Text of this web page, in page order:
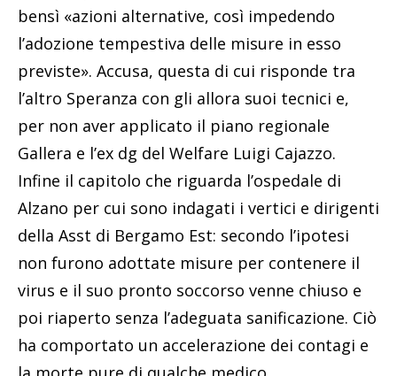
bensì «azioni alternative, così impedendo
l’adozione tempestiva delle misure in esso
previste». Accusa, questa di cui risponde tra
l’altro Speranza con gli allora suoi tecnici e,
per non aver applicato il piano regionale
Gallera e l’ex dg del Welfare Luigi Cajazzo.
Infine il capitolo che riguarda l’ospedale di
Alzano per cui sono indagati i vertici e dirigenti
della Asst di Bergamo Est: secondo l’ipotesi
non furono adottate misure per contenere il
virus e il suo pronto soccorso venne chiuso e
poi riaperto senza l’adeguata sanificazione. Ciò
ha comportato un accelerazione dei contagi e